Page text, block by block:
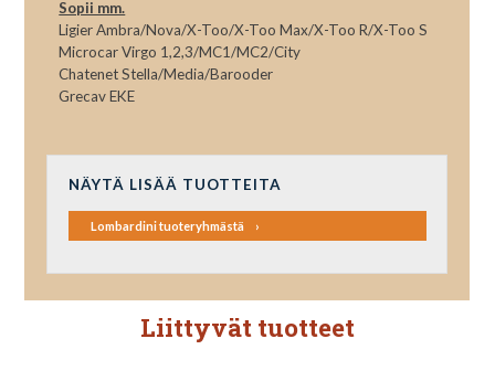
Sopii mm.
Ligier Ambra/Nova/X-Too/X-Too Max/X-Too R/X-Too S
Microcar Virgo 1,2,3/MC1/MC2/City
Chatenet Stella/Media/Barooder
Grecav EKE
NÄYTÄ LISÄÄ TUOTTEITA
Lombardini tuoteryhmästä
Liittyvät tuotteet